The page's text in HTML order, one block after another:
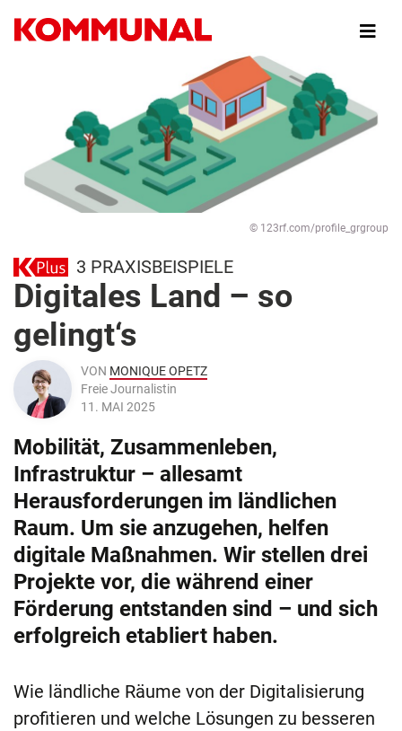
zum
Inhalt
© 123rf.com/profile_grgroup
3 PRAXISBEISPIELE
Digitales Land – so
gelingt‘s
VON MONIQUE OPETZ
Freie Journalistin
11. MAI 2025
Mobilität, Zusammenleben,
Infrastruktur – allesamt
Herausforderungen im ländlichen
Raum. Um sie anzugehen, helfen
digitale Maßnahmen. Wir stellen drei
Projekte vor, die während einer
Förderung entstanden sind – und sich
erfolgreich etabliert haben.
Wie ländliche Räume von der Digitalisierung
profitieren und welche Lösungen zu besseren